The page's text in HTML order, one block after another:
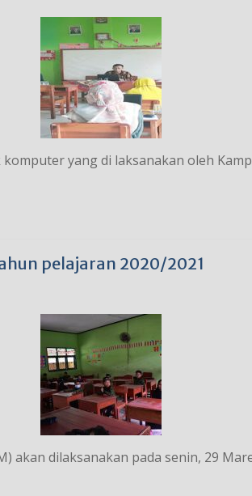
yang di laksanakan oleh
pelajaran 2020/2021
akan dilaksanakan pada senin, 29